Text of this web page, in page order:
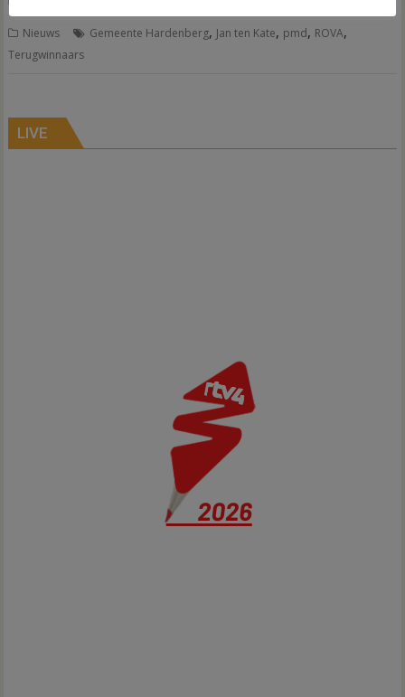
Nieuws Gemeente Hardenberg, Jan ten Kate, pmd, ROVA,
Terugwinnaars
LIVE